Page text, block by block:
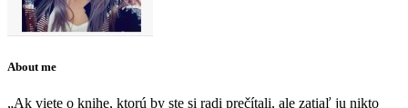
About me
„Ak viete o knihe, ktorú by ste si radi prečítali, ale zatiaľ ju nikto